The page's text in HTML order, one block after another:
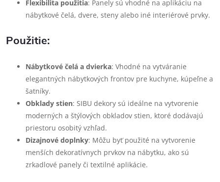
Flexibilita použitia: Panely sú vhodné na aplikáciu na
nábytkové čelá, dvere, steny alebo iné interiérové prvky.
Použitie:
Nábytkové čelá a dvierka: Vhodné na vytváranie
elegantných nábytkových frontov pre kuchyne, kúpeľne a
šatníky.
Obklady stien: SIBU dekory sú ideálne na vytvorenie
moderných a štýlových obkladov stien, ktoré dodávajú
priestoru osobitý vzhľad.
Dizajnové doplnky: Môžu byť použité na vytvorenie
menších dekoratívnych prvkov na nábytku, ako sú
zrkadlové panely či textilné aplikácie.